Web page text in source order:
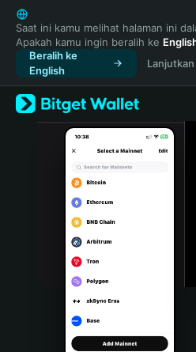
English
日本語
Tiếng Việt
Русский
Español (Latinoamérica)
Türkçe
Italiano
Português (Portugal)
Bahasa Indonesia
Português (Brasil)
Saat ini kamu melihat halaman ini
Apakah kamu ingin beralih ke
Beralih ke
English